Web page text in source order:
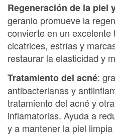
Regeneración de la piel
geranio promueve la
convierte en un excelente
cicatrices, estrías y
restaurar la elasticidad y
Tratamiento del acné:
antibacterianas y
tratamiento del acné y
inflamatorias. Ayuda a
y a mantener la piel